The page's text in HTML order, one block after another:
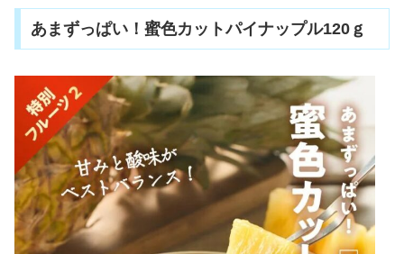
あまずっぱい！蜜色カットパイナップル120ｇ